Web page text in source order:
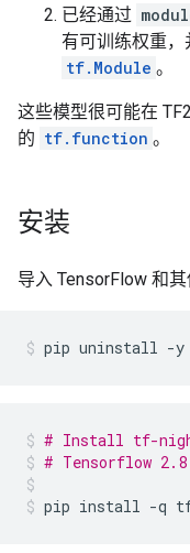
已经通过
有可训练权重
tf.Module 。
这些模型很可能在
的 tf.function 。
安装
导入 TensorFlow 和其
pip uninstall -y
# Install tf-
# Tensorflow 2.8
pip install -q